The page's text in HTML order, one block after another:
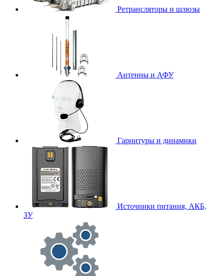
Ретрансляторы и шлюзы
Антенны и АФУ
Гарнитуры и динамики
Источники питания, АКБ,
ЗУ